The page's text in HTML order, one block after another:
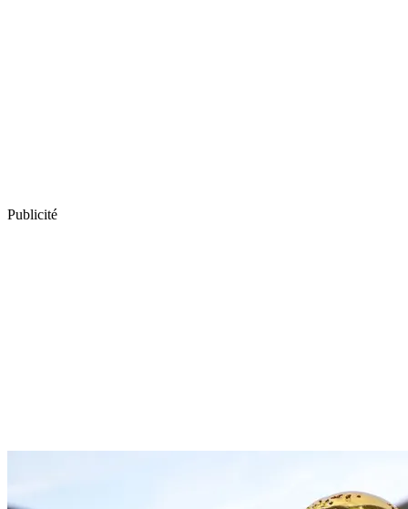
Publicité